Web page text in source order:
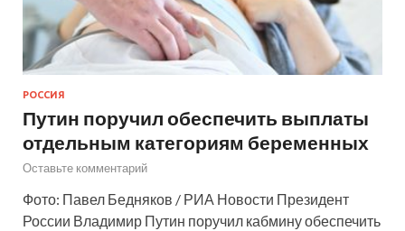
РОССИЯ
Путин поручил обеспечить выплаты
отдельным категориям беременных
Оставьте комментарий
Фото: Павел Бедняков / РИА Новости Президент
России Владимир Путин поручил кабмину обеспечить